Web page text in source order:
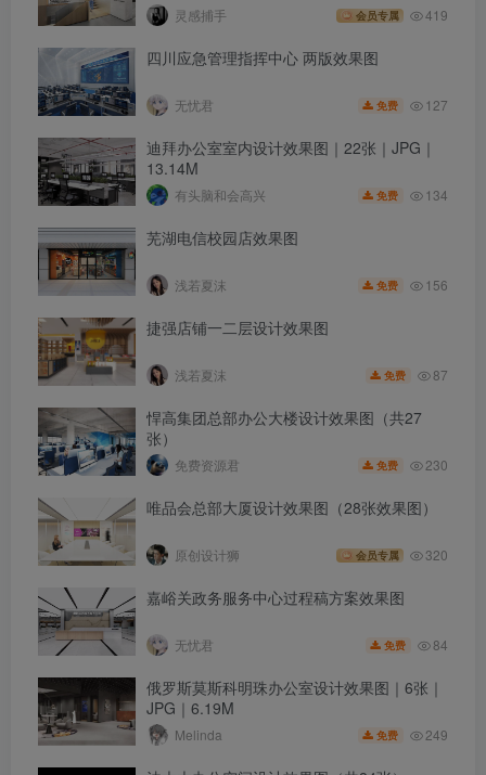
灵感捕手 会员专属 419
四川应急管理指挥中心 两版效果图
无忧君 免费 127
迪拜办公室室内设计效果图｜22张｜JPG｜
13.14M
有头脑和会高兴 免费 134
芜湖电信校园店效果图
浅若夏沫 免费 156
捷强店铺一二层设计效果图
浅若夏沫 免费 87
悍高集团总部办公大楼设计效果图（共27
张）
免费资源君 免费 230
唯品会总部大厦设计效果图（28张效果图）
原创设计狮 会员专属 320
嘉峪关政务服务中心过程稿方案效果图
无忧君 免费 84
俄罗斯莫斯科明珠办公室设计效果图｜6张｜
JPG｜6.19M
Melinda 免费 249